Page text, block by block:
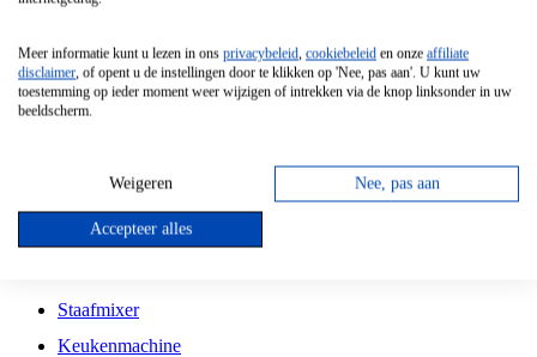
Vrijstaande Magnetron
Vrijstaande Kookplaat
Inbouw Gaskookplaat
Inbouw Keramische Kookplaat
Kookplaat Accessoires
Staafmixer
Keukenmachine
Meer informatie kunt u lezen in ons privacybeleid, cookiebeleid en onze affiliate
disclaimer, of opent u de instellingen door te klikken op 'Nee, pas aan'. U kunt uw
toestemming op ieder moment weer wijzigen of intrekken via de knop linksonder in uw
beeldscherm.
Weigeren Nee, pas aan
Accepteer alles